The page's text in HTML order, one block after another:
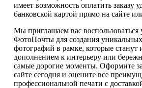
имеет возможность оплатить заказу
банковской картой прямо на сайте
Мы приглашаем вас воспользоваться
ФотоПочты для создания
фотографий в рамке, которые станут
дополнением к интерьеру или
самые дорогие моменты. Оформите
сайте сегодня и оцените все
профессиональной печати с